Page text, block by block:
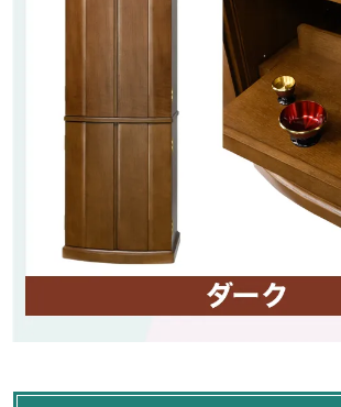
四隅を綺麗に見せる留
引き出しの角を綺麗に出すた
留め加工を施しています。
部材を45度に正確に切り出し、合わ
木材の断面が表面から隠れ、